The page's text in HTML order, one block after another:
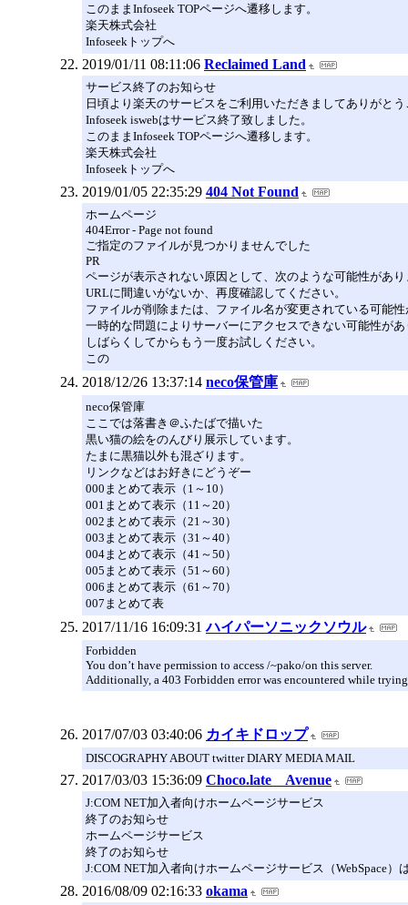
このままInfoseek TOPページへ遷移します。
楽天株式会社
Infoseekトップへ
2019/01/11 08:11:06 Reclaimed Land
サービス終了のお知らせ
日頃より楽天のサービスをご利用いただきましてありがと
Infoseek iswebはサービス終了致しました。
このままInfoseek TOPページへ遷移します。
楽天株式会社
Infoseekトップへ
2019/01/05 22:35:29 404 Not Found
ホームページ
404Error - Page not found
ご指定のファイルが見つかりませんでした
PR
ページが表示されない原因として、次のような可能性があり
URLに間違いがないか、再度確認してください。
ファイルが削除または、ファイル名が変更されている可能
一時的な問題によりサーバーにアクセスできない可能性が
しばらくしてからもう一度お試しください。
この
2018/12/26 13:37:14 neco保管庫
neco保管庫
ここでは落書き＠ふたばで描いた
黒い猫の絵をのんびり展示しています。
たまに黒猫以外も混ざります。
リンクなどはお好きにどうぞー
000まとめて表示（1～10）
001まとめて表示（11～20）
002まとめて表示（21～30）
003まとめて表示（31～40）
004まとめて表示（41～50）
005まとめて表示（51～60）
006まとめて表示（61～70）
007まとめて表
2017/11/16 16:09:31 ハイパーソニックソウル
Forbidden
You don’t have permission to access /~pako/on this server.
Additionally, a 403 Forbidden error was encountered while
2017/07/03 03:40:06 カイキドロップ
DISCOGRAPHY ABOUT twitter DIARY MEDIA MAIL
2017/03/03 15:36:09 Choco.late Avenue
J:COM NET加入者向けホームページサービス
終了のお知らせ
ホームページサービス
終了のお知らせ
J:COM NET加入者向けホームページサービス（WebSpace
2016/08/09 02:16:33 okama